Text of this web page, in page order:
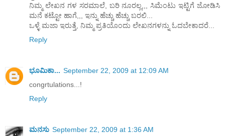
ನಿಮ್ಮ ಲೇಖನ ಗಳ ಸರಮಾಲೆ, ಬರಿ ನೂರಲ್ಲ,,, ಸಿಮೆಂಟು ಇಟ್ಟಿಗೆ ಜೋಡಿಸಿ
ಮನೆ ಕಟ್ಟೋ ಹಾಗೆ,,, ಇನ್ನು ಹೆಚ್ಚು ಹೆಚ್ಚು ಬರಲಿ...
ಒಳ್ಳೆ ಮಜಾ ಇರುತ್ತೆ, ನಿಮ್ಮ ಪ್ರತಿಯೊಂದು ಲೇಖನಗಳನ್ನು ಓದಬೇಕಾದರೆ...
Reply
ಭೂಮಿಕಾ... September 22, 2009 at 12:09 AM
congrtulations...!
Reply
ಮನಸು September 22, 2009 at 1:36 AM